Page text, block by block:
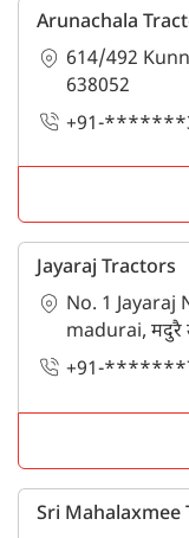
Arunachala
614/492
638052
+91-
Jayaraj Tractors
No. 1 Jayaraj
madurai, मदुरै
+91-
Sri Mahalaxmee